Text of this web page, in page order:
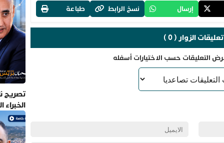
إرسال نسخ الرابط طباعة
تعليقات الزوار ( 0 )
التعليقات حسب الاختيارات أسفله
تصريح